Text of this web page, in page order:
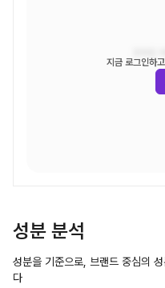
조회된
지금 로그인하
성분 분석
성분을 기준으로, 브랜드 중심의
다